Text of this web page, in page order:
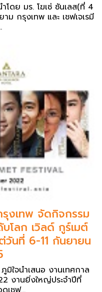
โดย มร. โฆเซ่ ซันเลส(ที่ 4
ม กรุงเทพ และ เชฟเจเรมี
งเทพ จัดกิจกรรม
บโลก เวิลด์ กูร์เมต์
นที่ 6-11 กันยายน
ใจนำเสนอ งานเทศกาล
งานยิ่งใหญ่ประจำปีที่